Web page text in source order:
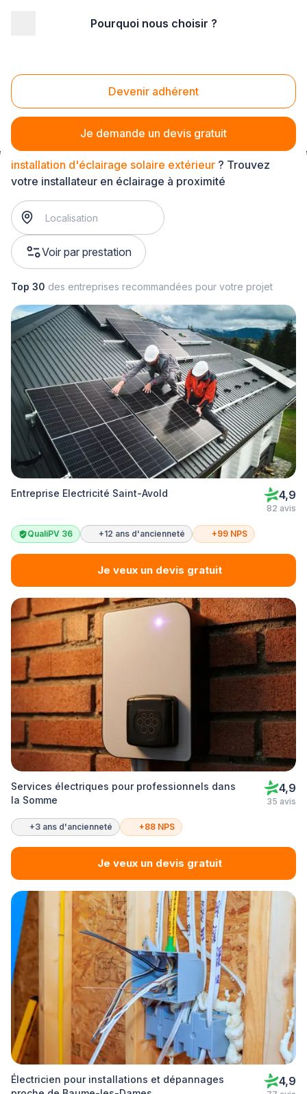
Pourquoi nous choisir ?
Devenir adhérent
Je demande un devis gratuit
Installation d'éclairage solaire extérieur
installation d'éclairage solaire extérieur ? Trouvez
votre installateur en éclairage à proximité
Voir par prestation
Top 30 des entreprises recommandées pour votre projet
Entreprise Electricité Saint-Avold 4,9
82 avis
QualiPV 36 +12 ans d'ancienneté +99 NPS
Je veux un devis gratuit
Services électriques pour professionnels dans
la Somme
4,9
35 avis
+3 ans d'ancienneté +88 NPS
Je veux un devis gratuit
Électricien pour installations et dépannages
4,9